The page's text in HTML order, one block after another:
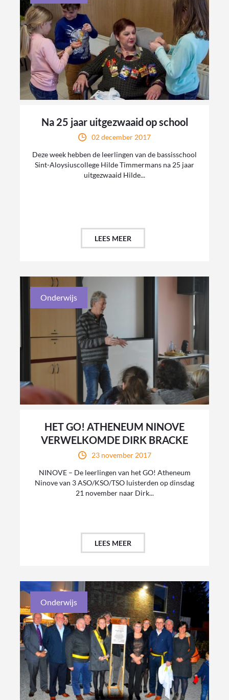
Na 25 jaar uitgezwaaid op school
02 december 2017
Deze week hebben de leerlingen van de bassisschool
Sint-Aloysiuscollege Hilde Timmermans na 25 jaar
uitgezwaaid Hilde...
LEES MEER
Onderwijs
HET GO! ATHENEUM NINOVE
VERWELKOMDE DIRK BRACKE
23 november 2017
NINOVE – De leerlingen van het GO! Atheneum
Ninove van 3 ASO/KSO/TSO luisterden op dinsdag
21 november naar Dirk...
LEES MEER
Onderwijs